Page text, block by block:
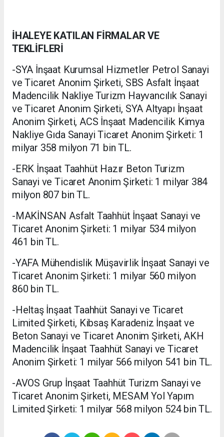
İHALEYE KATILAN FİRMALAR VE
TEKLİFLERİ
-SYA İnşaat Kurumsal Hizmetler Petrol Sanayi
ve Ticaret Anonim Şirketi, SBS Asfalt İnşaat
Madencilik Nakliye Turizm Hayvancılık Sanayi
ve Ticaret Anonim Şirketi, SYA Altyapı İnşaat
Anonim Şirketi, ACS İnşaat Madencilik Kimya
Nakliye Gıda Sanayi Ticaret Anonim Şirketi: 1
milyar 358 milyon 71 bin TL.
-ERK İnşaat Taahhüt Hazır Beton Turizm
Sanayi ve Ticaret Anonim Şirketi: 1 milyar 384
milyon 807 bin TL.
-MAKİNSAN Asfalt Taahhüt İnşaat Sanayi ve
Ticaret Anonim Şirketi: 1 milyar 534 milyon
461 bin TL.
-YAFA Mühendislik Müşavirlik İnşaat Sanayi ve
Ticaret Anonim Şirketi: 1 milyar 560 milyon
860 bin TL.
-Heltaş İnşaat Taahhüt Sanayi ve Ticaret
Limited Şirketi, Kibsaş Karadeniz İnşaat ve
Beton Sanayi ve Ticaret Anonim Şirketi, AKH
Madencilik İnşaat Taahhüt Sanayi ve Ticaret
Anonim Şirketi: 1 milyar 566 milyon 541 bin TL.
-AVOS Grup İnşaat Taahhüt Turizm Sanayi ve
Ticaret Anonim Şirketi, MESAM Yol Yapım
Limited Şirketi: 1 milyar 568 milyon 524 bin TL.